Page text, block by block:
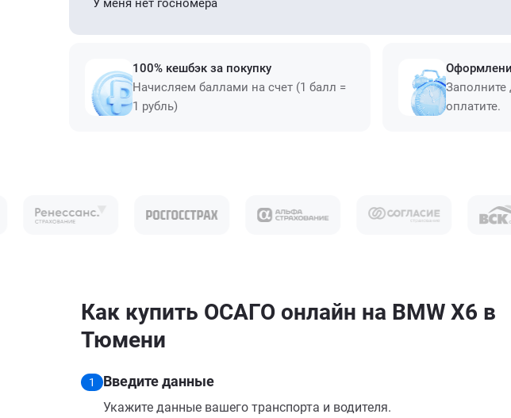
У меня нет госномера
100% кешбэк за покупку
Начисляем баллами на счет (1 балл =
1 рубль)
Заполните
оплатите.
Как купить ОСАГО онлайн на BMW X6 в
Тюмени
1 Введите данные
Укажите данные вашего транспорта и водителя.